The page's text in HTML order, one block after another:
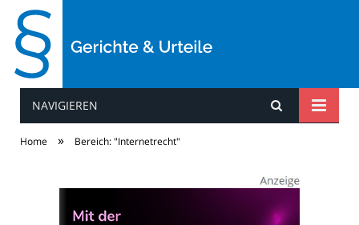
Gerichte & Urteile
NAVIGIEREN
Home » Bereich: "Internetrecht"